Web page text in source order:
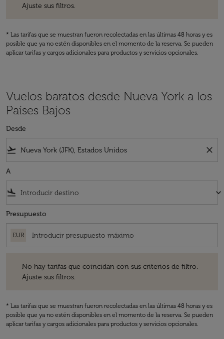
Ajuste sus filtros.
* Las tarifas que se muestran fueron recolectadas en las últimas 48 horas y es
posible que ya no estén disponibles en el momento de la reserva. Se pueden
aplicar tarifas y cargos adicionales para productos y servicios opcionales.
Vuelos baratos desde Nueva York a los
Países Bajos
Desde
flight_takeoff close
A
flight_land keyboard_arrow_down
Presupuesto
EUR
No hay tarifas que coincidan con sus criterios de filtro.
Ajuste sus filtros.
* Las tarifas que se muestran fueron recolectadas en las últimas 48 horas y es
posible que ya no estén disponibles en el momento de la reserva. Se pueden
aplicar tarifas y cargos adicionales para productos y servicios opcionales.